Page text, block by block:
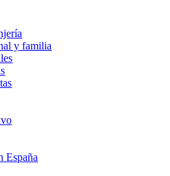
y familia
España